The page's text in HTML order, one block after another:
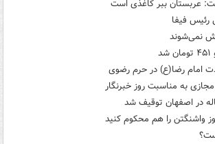
عربستان ببر کاغذی است
رئیس فیفا
نمی‌شوند
امام رضا(ع) در حرم رضوی
به مناسبت روز خبرنگار
واشنگتن را هم محکوم کنید